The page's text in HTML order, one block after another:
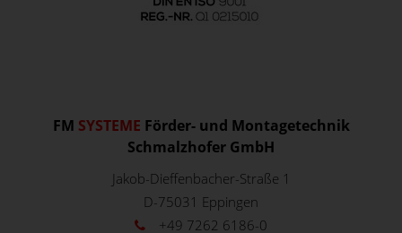
FM SYSTEME Förder- und Montagetechnik
Schmalzhofer GmbH
Jakob-Dieffenbacher-Straße 1
D-75031 Eppingen
+49 7262 6186-0